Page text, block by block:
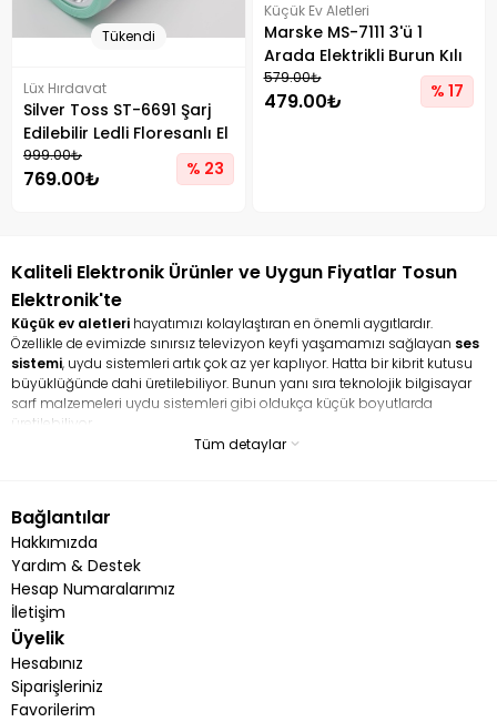
Tükendi
Lüx Hırdavat
Silver Toss ST-6691 Şarj
Edilebilir Ledli Floresanlı El
Feneri
999.00₺
769.00₺ % 23
Küçük Ev Aletleri
Marske MS-7111 3'ü 1
Arada Elektrikli Burun Kılı
Kesme Makinesi Tip-C
Şarj Edilebilir Bakım Aleti
579.00₺
479.00₺ % 17
Kaliteli Elektronik Ürünler ve Uygun Fiyatlar Tosun
Elektronik'te
Küçük ev aletleri hayatımızı kolaylaştıran en önemli aygıtlardır.
Özellikle de evimizde sınırsız televizyon keyfi yaşamamızı sağlayan ses
sistemi, uydu sistemleri artık çok az yer kaplıyor. Hatta bir kibrit kutusu
büyüklüğünde dahi üretilebiliyor. Bunun yanı sıra teknolojik bilgisayar
sarf malzemeleri uydu sistemleri gibi oldukça küçük boyutlarda
üretilebiliyor.
laştırabilirsiniz. Özellikle de mutfakta yardımcı mikser, robot, blender gibi
aletler kadınların vazgeçemediği küçük ev aletlerindendir. Elektrikli
ısıtıcılar da hem evlerde, hem de işyerlerinde yoğun şekilde
kullanılmaktadır. Bunlara ek uydu sistemleri ve daha pek çok küçük ev
aletine sitemizden ulaşabilirsiniz. Üstelik yetkili servis hizmeti de veren
bizler, dilediğiniz ürünü en kısa sürede kapınıza teslim ediyoruz.
Son teknoloji elektronik ürünler,
ile hizmetinizdeyiz. Ayrıca Jameson ve Botech uydu ve küçük ev aleti
anlamında değerli markaların Uğur Elektronik ve Kumtel ürünlerine de
yer vermekteyiz. Eğer evlerinizde ve işyerlerinizde hem kaliteli, hem de
Tüm detaylar
Bağlantılar
Hakkımızda
Yardım & Destek
Hesap Numaralarımız
İletişim
Üyelik
Hesabınız
Siparişleriniz
Favorilerim